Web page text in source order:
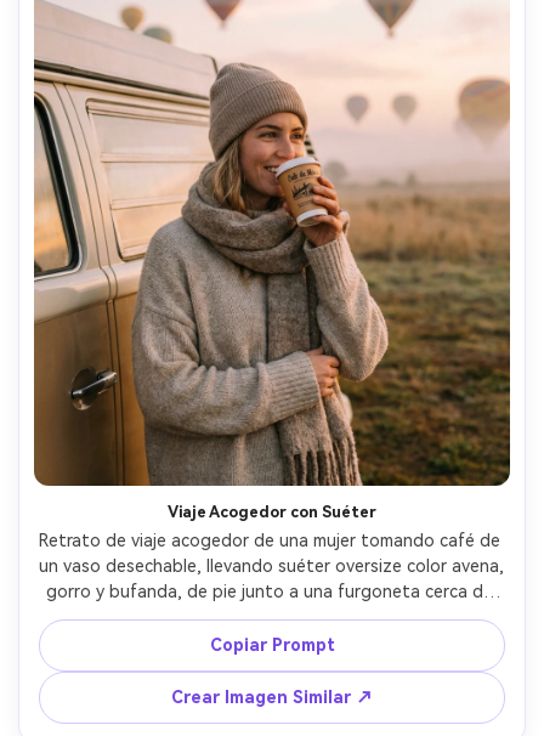
Viaje Acogedor con Suéter
Retrato de viaje acogedor de una mujer tomando café de
un vaso desechable, llevando suéter oversize color avena,
gorro y bufanda, de pie junto a una furgoneta cerca de
un campo de globos al amanecer, niebla suave y cielo
pastel, tomada con Canon EOS R6, 85mm f/1.4, poca
profundidad de campo, tonos cálidos, fotografía de
estilo de vida fotorrealista --ar 4:5
Copiar Prompt
Crear Imagen Similar ↗